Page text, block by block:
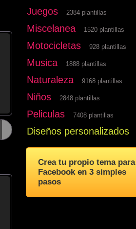
Juegos 2384 plantillas
Miscelanea 1520 plantillas
Motocicletas 928 plantillas
Musica 1888 plantillas
Naturaleza 9168 plantillas
Niños 2848 plantillas
Peliculas 7408 plantillas
Diseños personalizados
Crea tu propio tema para
Facebook en 3 simples
pasos